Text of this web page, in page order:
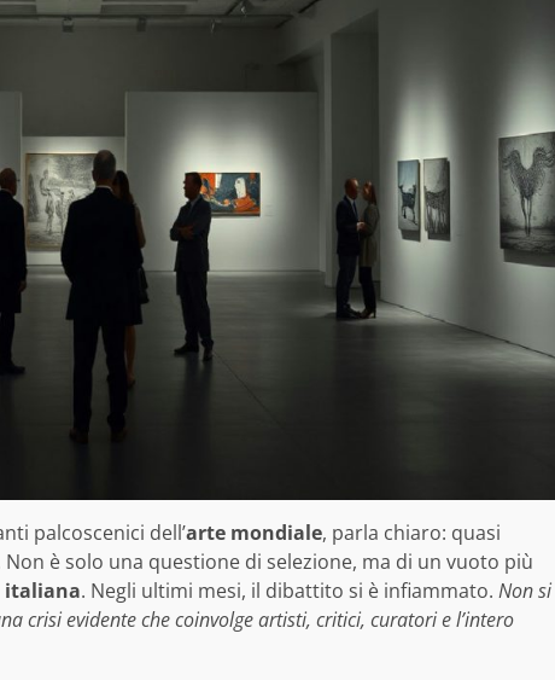
palcoscenici dell’arte mondiale, parla chiaro: quasi
è solo una questione di selezione, ma di un vuoto più
italiana. Negli ultimi mesi, il dibattito si è infiammato. Non si
crisi evidente che coinvolge artisti, critici, curatori e l’intero